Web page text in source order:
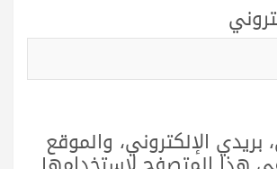
الإلكتروني، والموقع